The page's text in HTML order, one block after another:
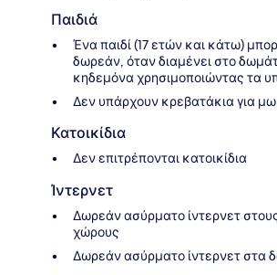
Παιδιά
Ένα παιδί (17 ετών και κάτω)
δωρεάν, όταν διαμένει στο
κηδεμόνα χρησιμοποιώντας τα
Δεν υπάρχουν κρεβατάκια για
Κατοικίδια
Δεν επιτρέπονται κατοικίδια
Ίντερνετ
Δωρεάν ασύρματο ίντερνετ
χώρους
Δωρεάν ασύρματο ίντερνετ στα